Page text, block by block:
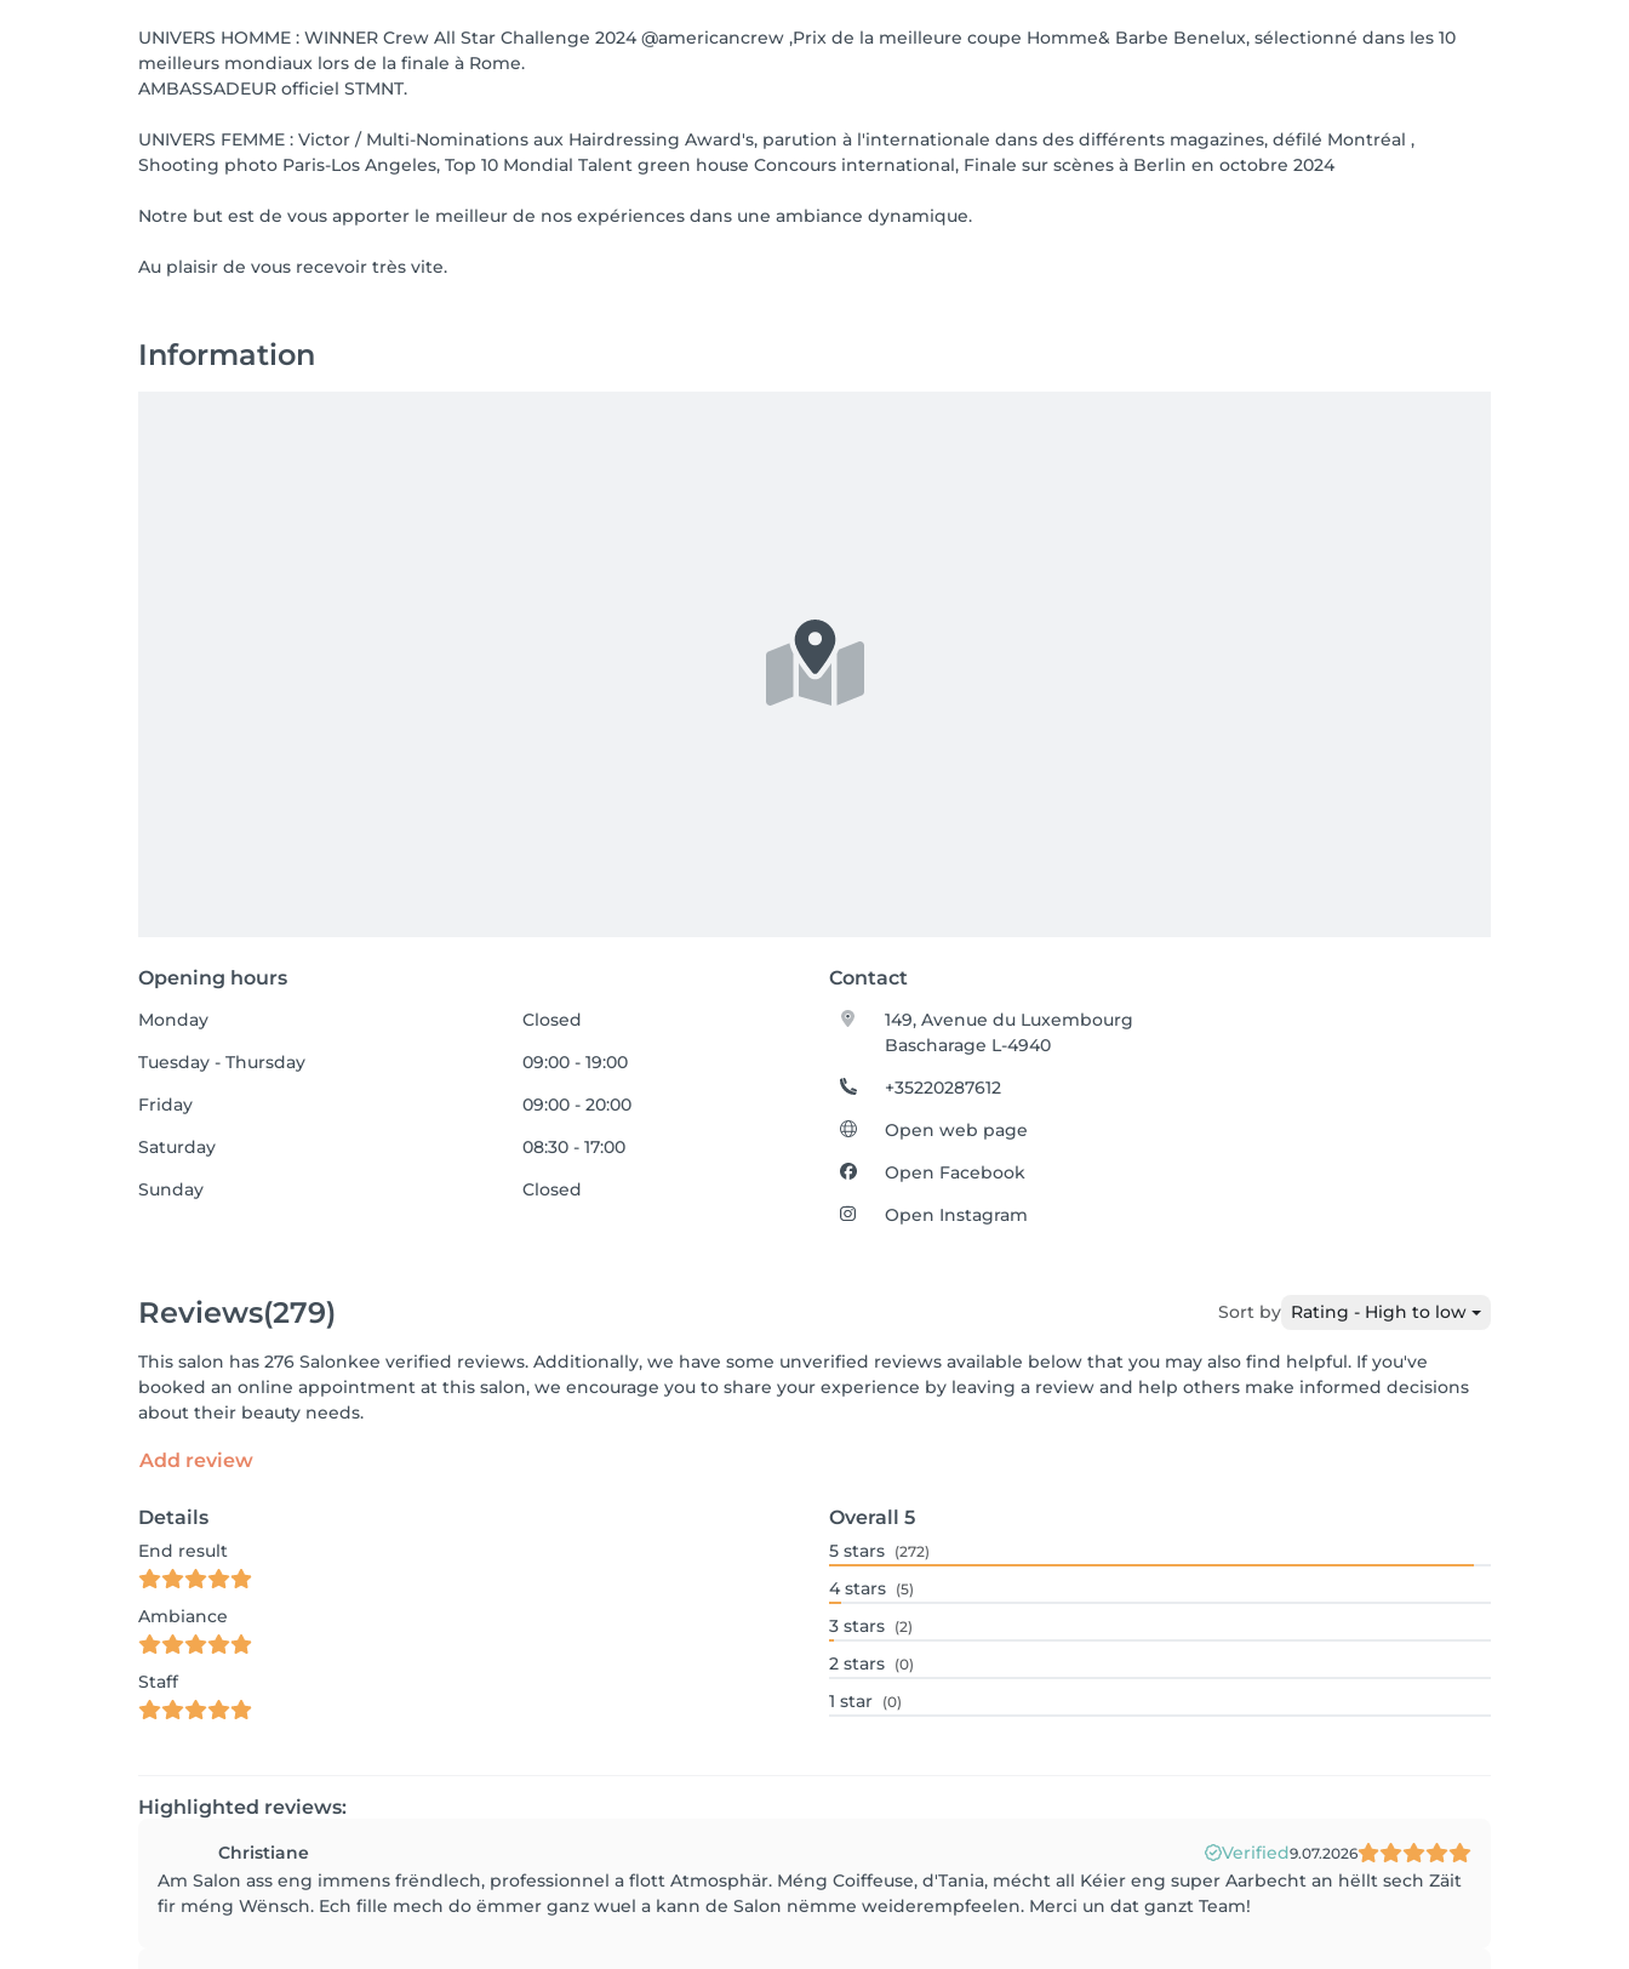
UNIVERS HOMME : WINNER Crew All Star Challenge 2024 @americancrew ,Prix de la meilleure coupe Homme& Barbe Benelux, sélectionné dans les 10
meilleurs mondiaux lors de la finale à Rome.
AMBASSADEUR officiel STMNT.
UNIVERS FEMME : Victor / Multi-Nominations aux Hairdressing Award's, parution à l'internationale dans des différents magazines, défilé Montréal ,
Shooting photo Paris-Los Angeles, Top 10 Mondial Talent green house Concours international, Finale sur scènes à Berlin en octobre 2024
Notre but est de vous apporter le meilleur de nos expériences dans une ambiance dynamique.
Au plaisir de vous recevoir très vite.
Information
Opening hours Contact
Monday
Closed
Tuesday - Thursday
09:00 - 19:00
Friday
09:00 - 20:00
Saturday
08:30 - 17:00
Sunday
Closed
149, Avenue du Luxembourg
Bascharage L-4940
+35220287612
Open web page
Open Facebook
Open Instagram
Reviews(279) Sort by Rating - High to low
This salon has 276 Salonkee verified reviews. Additionally, we have some unverified reviews available below that you may also find helpful. If you've
booked an online appointment at this salon, we encourage you to share your experience by leaving a review and help others make informed decisions
about their beauty needs.
Add review
Details
End result
Ambiance
Staff
Overall 5
5 stars (272)
4 stars (5)
3 stars (2)
2 stars (0)
1 star (0)
Highlighted reviews:
Christiane Verified9.07.2026
Am Salon ass eng immens frëndlech, professionnel a flott Atmosphär. Méng Coiffeuse, d'Tania, mécht all Kéier eng super Aarbecht an hëllt sech Zäit
fir méng Wënsch. Ech fille mech do ëmmer ganz wuel a kann de Salon nëmme weiderempfeelen. Merci un dat ganzt Team!